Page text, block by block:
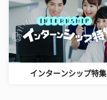
インターンシップ特集